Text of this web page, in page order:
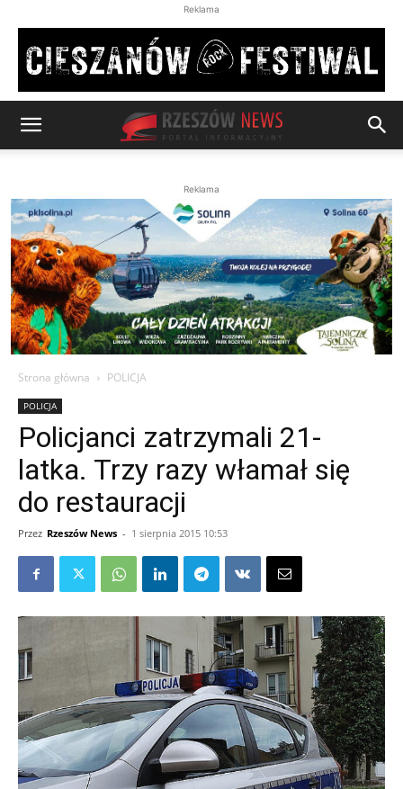
Reklama
Reklama
Strona główna POLICJA
POLICJA
Policjanci zatrzymali 21-
latka. Trzy razy włamał się
do restauracji
Przez Rzeszów News - 1 sierpnia 2015 10:53